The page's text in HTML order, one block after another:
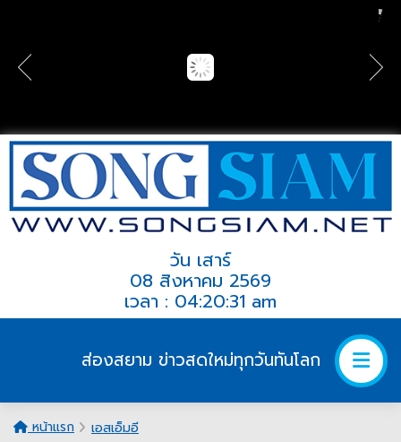
วัน เสาร์
08 สิงหาคม 2569
เวลา : 04:20:31 am
ส่องสยาม ข่าวสดใหม่ทุกวันทันโลก
หน้าแรก
เอสเอ็มอี